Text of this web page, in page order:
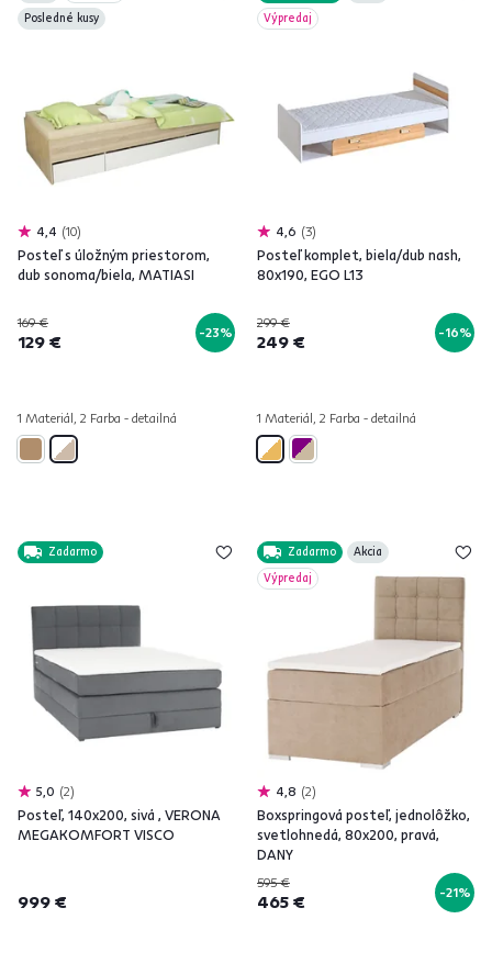
Posledné kusy
4,4 10
Posteľ s úložným priestorom,
dub sonoma/biela, MATIASI
169 €
129 € -23%
1 Materiál, 2 Farba - detailná
Výpredaj
4,6 3
Posteľ komplet, biela/dub nash,
80x190, EGO L13
299 €
249 € -16%
1 Materiál, 2 Farba - detailná
Zadarmo
5,0 2
Posteľ, 140x200, sivá , VERONA
MEGAKOMFORT VISCO
999 €
Zadarmo
Akcia
Výpredaj
4,8 2
Boxspringová posteľ, jednolôžko,
svetlohnedá, 80x200, pravá,
DANY
595 €
465 € -21%